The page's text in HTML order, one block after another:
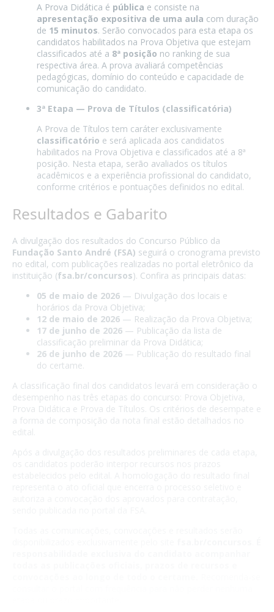
A Prova Didática é pública e consiste na
apresentação expositiva de uma aula com duração
de 15 minutos. Serão convocados para esta etapa os
candidatos habilitados na Prova Objetiva que estejam
classificados até a 8ª posição no ranking de sua
respectiva área. A prova avaliará competências
pedagógicas, domínio do conteúdo e capacidade de
comunicação do candidato.
3ª Etapa — Prova de Títulos (classificatória)
A Prova de Títulos tem caráter exclusivamente
classificatório e será aplicada aos candidatos
habilitados na Prova Objetiva e classificados até a 8ª
posição. Nesta etapa, serão avaliados os títulos
acadêmicos e a experiência profissional do candidato,
conforme critérios e pontuações definidos no edital.
Resultados e Gabarito
A divulgação dos resultados do Concurso Público da
Fundação Santo André (FSA) seguirá o cronograma previsto
no edital, com publicações realizadas no portal eletrônico da
instituição (fsa.br/concursos). Confira as principais datas:
05 de maio de 2026 — Divulgação dos locais e
horários da Prova Objetiva;
12 de maio de 2026 — Realização da Prova Objetiva;
17 de junho de 2026 — Publicação da lista de
classificação preliminar da Prova Didática;
26 de junho de 2026 — Publicação do resultado final
do certame.
A classificação final dos candidatos levará em consideração o
desempenho nas três etapas do concurso: Prova Objetiva,
Prova Didática e Prova de Títulos. Os critérios de desempate e
a forma de composição da nota final estão detalhados no
edital.